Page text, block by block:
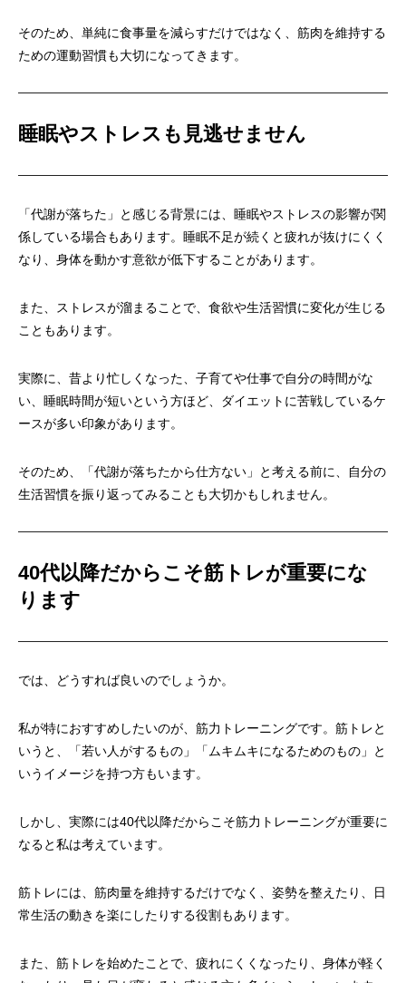
そのため、単純に食事量を減らすだけではなく、筋肉を維持する
ための運動習慣も大切になってきます。
睡眠やストレスも見逃せません
「代謝が落ちた」と感じる背景には、睡眠やストレスの影響が関
係している場合もあります。睡眠不足が続くと疲れが抜けにくく
なり、身体を動かす意欲が低下することがあります。
また、ストレスが溜まることで、食欲や生活習慣に変化が生じる
こともあります。
実際に、昔より忙しくなった、子育てや仕事で自分の時間がな
い、睡眠時間が短いという方ほど、ダイエットに苦戦しているケ
ースが多い印象があります。
そのため、「代謝が落ちたから仕方ない」と考える前に、自分の
生活習慣を振り返ってみることも大切かもしれません。
40代以降だからこそ筋トレが重要にな
ります
では、どうすれば良いのでしょうか。
私が特におすすめしたいのが、筋力トレーニングです。筋トレと
いうと、「若い人がするもの」「ムキムキになるためのもの」と
いうイメージを持つ方もいます。
しかし、実際には40代以降だからこそ筋力トレーニングが重要に
なると私は考えています。
筋トレには、筋肉量を維持するだけでなく、姿勢を整えたり、日
常生活の動きを楽にしたりする役割もあります。
また、筋トレを始めたことで、疲れにくくなったり、身体が軽く